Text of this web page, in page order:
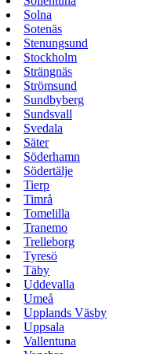
Solna
Sotenäs
Stenungsund
Stockholm
Strängnäs
Strömsund
Sundbyberg
Sundsvall
Svedala
Säter
Söderhamn
Södertälje
Tierp
Timrå
Tomelilla
Tranemo
Trelleborg
Tyresö
Täby
Uddevalla
Umeå
Upplands Väsby
Uppsala
Vallentuna